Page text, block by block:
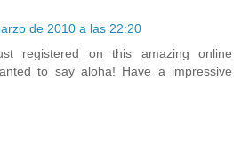
de 2010 a las 22:20
registered on this amazing online
to say aloha! Have a impressive